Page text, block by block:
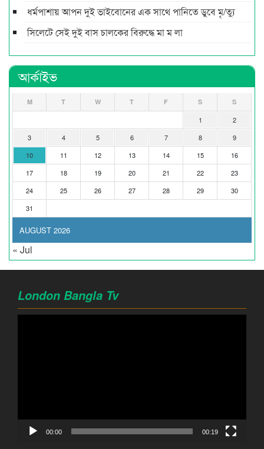
ধর্মপাশায় আপন দুই ভাইবোনের এক সাথে পানিতে ডুবে মৃ/ত্যু
সিলেটে সেই দুই বাস চালকের বিরুদ্ধে মা ম লা
আর্কাইভ
AUGUST 2026
M T W T F S S
1
2
3
4 5 6 7 8
9
10
11 12 13 14 15
16
17
18 19 20 21 22
23
24
25 26 27 28 29
30
31
« Jul
London Bangla Tv
00:00 00:19